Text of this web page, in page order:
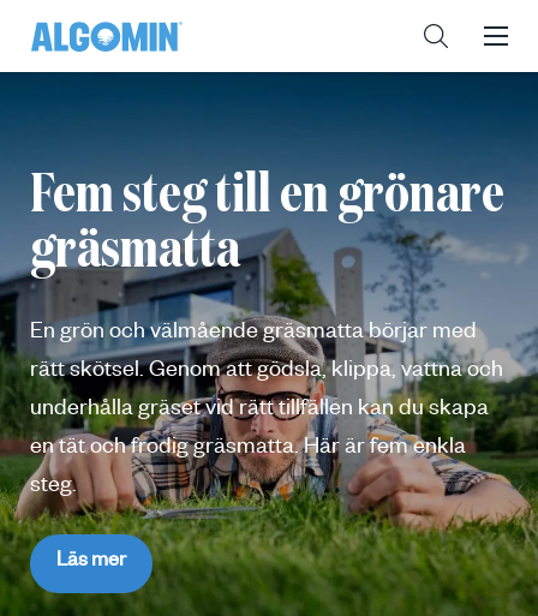
Fem steg till en grönare
gräsmatta
En grön och välmående gräsmatta börjar med
rätt skötsel. Genom att gödsla, klippa, vattna och
underhålla gräset vid rätt tillfällen kan du skapa
en tät och frodig gräsmatta. Här är fem enkla
steg.
Läs mer